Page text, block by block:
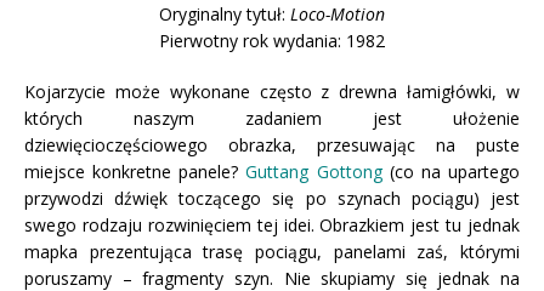
Oryginalny tytuł: Loco-Motion
Pierwotny rok wydania: 1982
Kojarzycie może wykonane często z drewna łamigłówki, w
których naszym zadaniem jest ułożenie
dziewięcioczęściowego obrazka, przesuwając na puste
miejsce konkretne panele?Guttang Gottong(co na upartego
przywodzi dźwięk toczącego się po szynach pociągu) jest
swego rodzaju rozwinięciem tej idei. Obrazkiem jest tu jednak
mapka prezentująca trasę pociągu, panelami zaś, którymi
poruszamy – fragmenty szyn. Nie skupiamy się jednak na